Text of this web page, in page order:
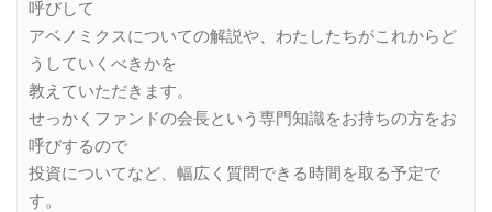
呼びして
アベノミクスについての解説や、わたしたちがこれからど
うしていくべきかを
教えていただきます。
せっかくファンドの会長という専門知識をお持ちの方をお
呼びするので
投資についてなど、幅広く質問できる時間を取る予定で
す。